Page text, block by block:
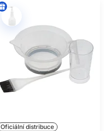
Oficiální distribuce